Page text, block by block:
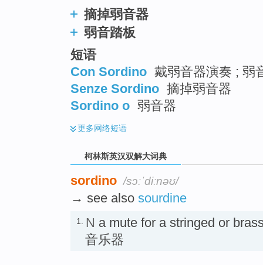
摘掉弱音器
弱音踏板
短语
Con Sordino 戴弱音器演奏 ; 弱
Senze Sordino 摘掉弱音器
Sordino o 弱音器
更多网络短语
柯林斯英汉双解大词典
sordino /sɔːˈdiːnəʊ/
→ see also sourdine
1. N a mute for a stringed or
音乐器